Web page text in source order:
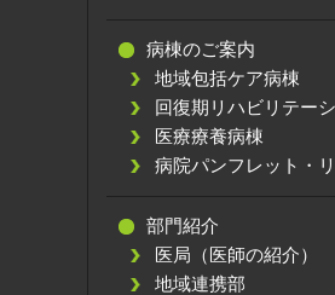
病棟のご案内
地域包括ケア病棟
回復期リハビリテー
医療療養病棟
病院パンフレット・
部門紹介
医局（医師の紹介）
地域連携部